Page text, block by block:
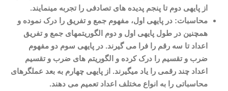
از پایه­ی دوم تا پنجم پدیده های تصادفی را تجربه می­نمایند.
محاسبات: در پایه­ی اول، مفهوم جمع و تفریق را درک نموده و
همچنین در طول پایه­ی اول و دوم الگوریتم­های جمع و تفریق
اعداد تا سه رقم را فرا می گیرند. در پایه­ی سوم دو مفهوم
ضرب و تقسیم را درک کرده و الگوریتم های ضرب و تقسیم
اعداد چند رقمی را یاد می­گیرند. از پایه­ی چهارم به بعد عملگرهای
محاسباتی را به انواع مختلف اعداد تعمیم می دهند.